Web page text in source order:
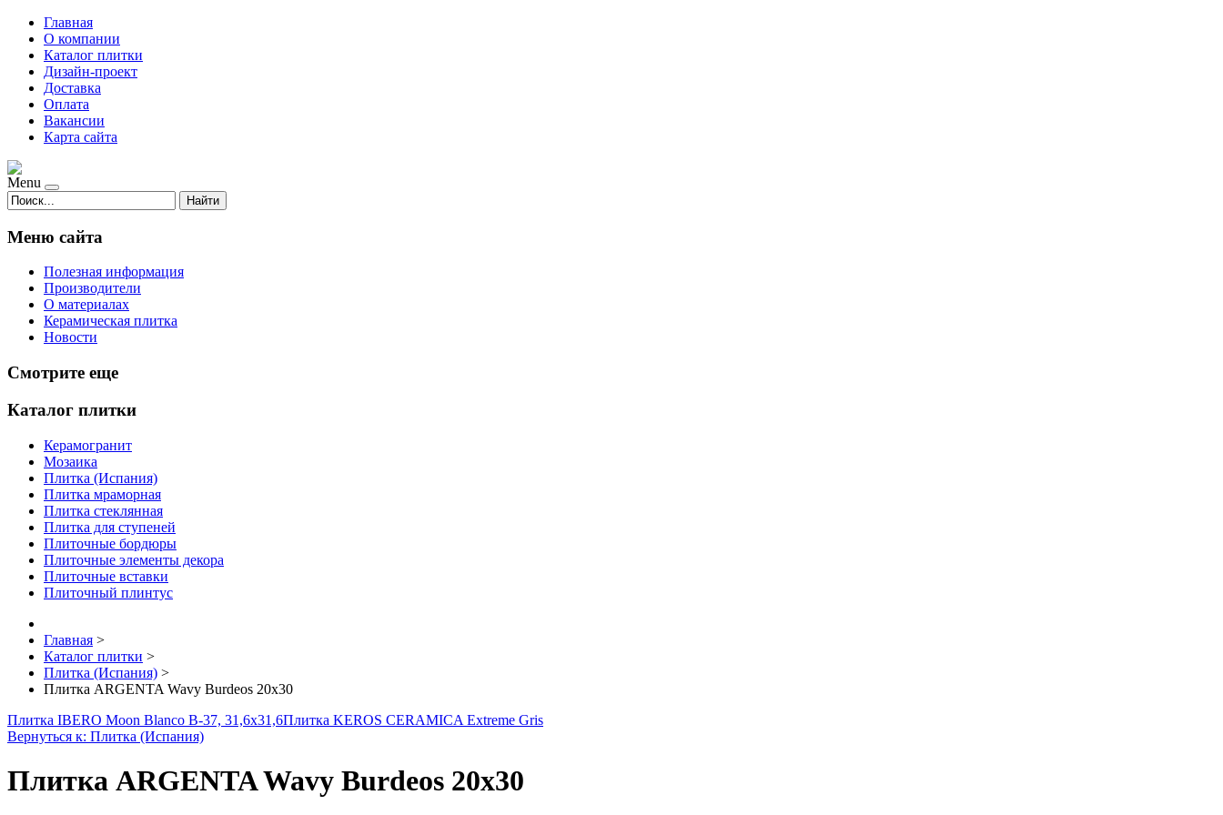
Главная
О компании
Каталог плитки
Дизайн-проект
Доставка
Оплата
Вакансии
Карта сайта
Menu
Найти
Меню сайта
Полезная информация
Производители
О материалах
Керамическая плитка
Новости
Смотрите еще
Каталог плитки
Керамогранит
Мозаика
Плитка (Испания)
Плитка мраморная
Плитка стеклянная
Плитка для ступеней
Плиточные бордюры
Плиточные элементы декора
Плиточные вставки
Плиточный плинтус
Главная >
Каталог плитки >
Плитка (Испания) >
Плитка ARGENTA Wavy Burdeos 20x30
Плитка IBERO Moon Blanco B-37, 31,6x31,6Плитка KEROS CERAMICA Extreme Gris
Вернуться к: Плитка (Испания)
Плитка ARGENTA Wavy Burdeos 20x30